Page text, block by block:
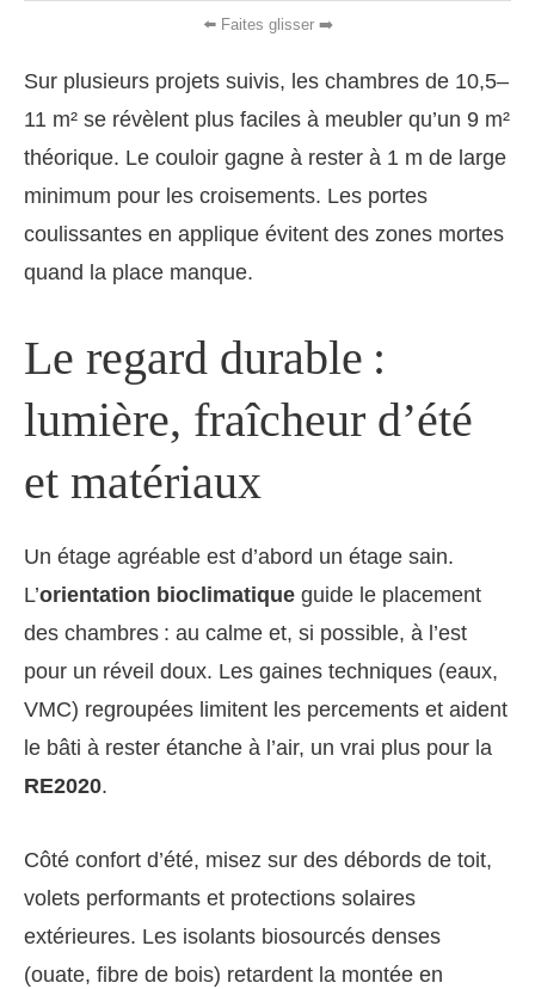
Sur plusieurs projets suivis, les chambres de 10,5–
11 m² se révèlent plus faciles à meubler qu’un 9 m²
théorique. Le couloir gagne à rester à 1 m de large
minimum pour les croisements. Les portes
coulissantes en applique évitent des zones mortes
quand la place manque.
Le regard durable :
lumière, fraîcheur d’été
et matériaux
Un étage agréable est d’abord un étage sain.
L’orientation bioclimatique guide le placement
des chambres : au calme et, si possible, à l’est
pour un réveil doux. Les gaines techniques (eaux,
VMC) regroupées limitent les percements et aident
le bâti à rester étanche à l’air, un vrai plus pour la
RE2020.
Côté confort d’été, misez sur des débords de toit,
volets performants et protections solaires
extérieures. Les isolants biosourcés denses
(ouate, fibre de bois) retardent la montée en